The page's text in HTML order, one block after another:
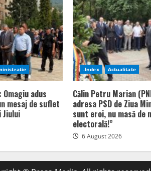
adus
mesaj de suflet
Jiului
.Index Actualitate
Călin Petru Marian
adresa PSD de Ziua
sunt eroi, nu masă de
electorală!”
6 August 2026